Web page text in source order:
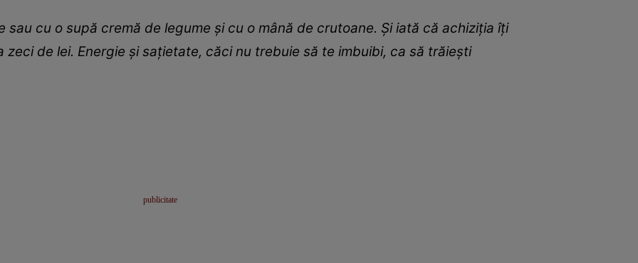
sau cu o supă cremă de legume și cu o mână de crutoane. Și iată că achiziția îți
de lei. Energie și sațietate, căci nu trebuie să te imbuibi, ca să trăiești